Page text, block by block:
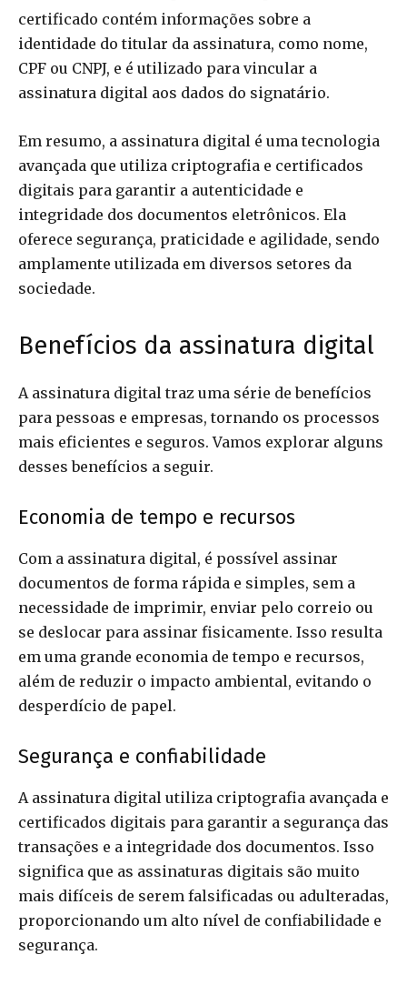
certificado contém informações sobre a
identidade do titular da assinatura, como nome,
CPF ou CNPJ, e é utilizado para vincular a
assinatura digital aos dados do signatário.
Em resumo, a assinatura digital é uma tecnologia
avançada que utiliza criptografia e certificados
digitais para garantir a autenticidade e
integridade dos documentos eletrônicos. Ela
oferece segurança, praticidade e agilidade, sendo
amplamente utilizada em diversos setores da
sociedade.
Benefícios da assinatura digital
A assinatura digital traz uma série de benefícios
para pessoas e empresas, tornando os processos
mais eficientes e seguros. Vamos explorar alguns
desses benefícios a seguir.
Economia de tempo e recursos
Com a assinatura digital, é possível assinar
documentos de forma rápida e simples, sem a
necessidade de imprimir, enviar pelo correio ou
se deslocar para assinar fisicamente. Isso resulta
em uma grande economia de tempo e recursos,
além de reduzir o impacto ambiental, evitando o
desperdício de papel.
Segurança e confiabilidade
A assinatura digital utiliza criptografia avançada e
certificados digitais para garantir a segurança das
transações e a integridade dos documentos. Isso
significa que as assinaturas digitais são muito
mais difíceis de serem falsificadas ou adulteradas,
proporcionando um alto nível de confiabilidade e
segurança.